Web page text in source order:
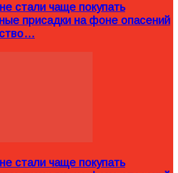
стали чаще покупать
присадки на фоне опасений
стали чаще покупать